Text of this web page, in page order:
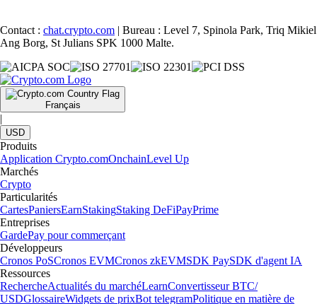
Contact : chat.crypto.com | Bureau : Level 7, Spinola Park, Triq Mikiel
Ang Borg, St Julians SPK 1000 Malte.
Français
|
USD
Produits
Application Crypto.comOnchainLevel Up
Marchés
Crypto
Particularités
CartesPaniersEarnStakingStaking DeFiPayPrime
Entreprises
GardePay pour commerçant
Développeurs
Cronos PoSCronos EVMCronos zkEVMSDK PaySDK d'agent IA
Ressources
RechercheActualités du marchéLearnConvertisseur BTC/
USDGlossaireWidgets de prixBot telegramPolitique en matière de